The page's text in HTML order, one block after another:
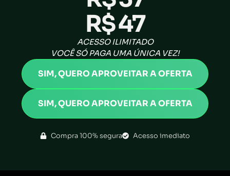
R$ 47
ACESSO ILIMITADO
VOCÊ SÓ PAGA UMA ÚNICA VEZ!
SIM, QUERO APROVEITAR A OFERTA
SIM, QUERO APROVEITAR A OFERTA
Compra 100% segura Acesso imediato